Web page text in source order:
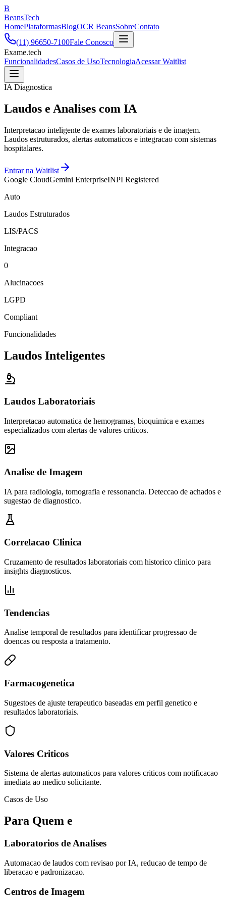
B
BeansTech
HomePlataformasBlogOCR BeansSobreContato
(11) 96650-7100Fale Conosco
Exame.tech
FuncionalidadesCasos de UsoTecnologiaAcessar Waitlist
IA Diagnostica
Laudos e Analises com IA
Interpretacao inteligente de exames laboratoriais e de imagem.
Laudos estruturados, alertas automaticos e integracao com sistemas
hospitalares.
Entrar na Waitlist
Google CloudGemini EnterpriseINPI Registered
Auto
Laudos Estruturados
LIS/PACS
Integracao
0
Alucinacoes
LGPD
Compliant
Funcionalidades
Laudos Inteligentes
Laudos Laboratoriais
Interpretacao automatica de hemogramas, bioquimica e exames
especializados com alertas de valores criticos.
Analise de Imagem
IA para radiologia, tomografia e ressonancia. Deteccao de achados e
sugestao de diagnostico.
Correlacao Clinica
Cruzamento de resultados laboratoriais com historico clinico para
insights diagnosticos.
Tendencias
Analise temporal de resultados para identificar progressao de
doencas ou resposta a tratamento.
Farmacogenetica
Sugestoes de ajuste terapeutico baseadas em perfil genetico e
resultados laboratoriais.
Valores Criticos
Sistema de alertas automaticos para valores criticos com notificacao
imediata ao medico solicitante.
Casos de Uso
Para Quem e
Laboratorios de Analises
Automacao de laudos com revisao por IA, reducao de tempo de
liberacao e padronizacao.
Centros de Imagem